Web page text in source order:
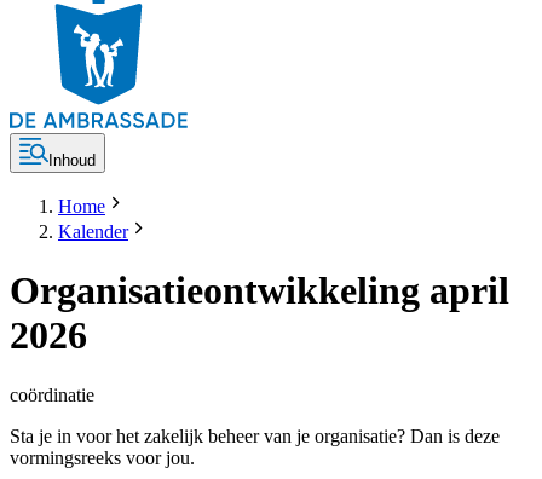
Inhoud
Home
Kalender
Organisatieontwikkeling april
2026
coördinatie
Sta je in voor het zakelijk beheer van je organisatie? Dan is deze
vormingsreeks voor jou.